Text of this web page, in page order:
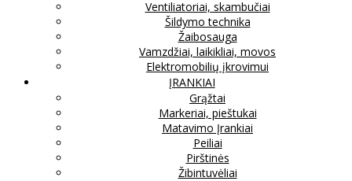
Ventiliatoriai, skambučiai
Šildymo technika
Žaibosauga
Vamzdžiai, laikikliai, movos
Elektromobilių įkrovimui
ĮRANKIAI
Grąžtai
Markeriai, pieštukai
Matavimo Įrankiai
Peiliai
Pirštinės
Žibintuvėliai